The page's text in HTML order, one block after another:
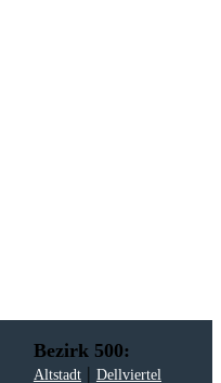
Bezirk 500:
Altstadt| Dellviertel